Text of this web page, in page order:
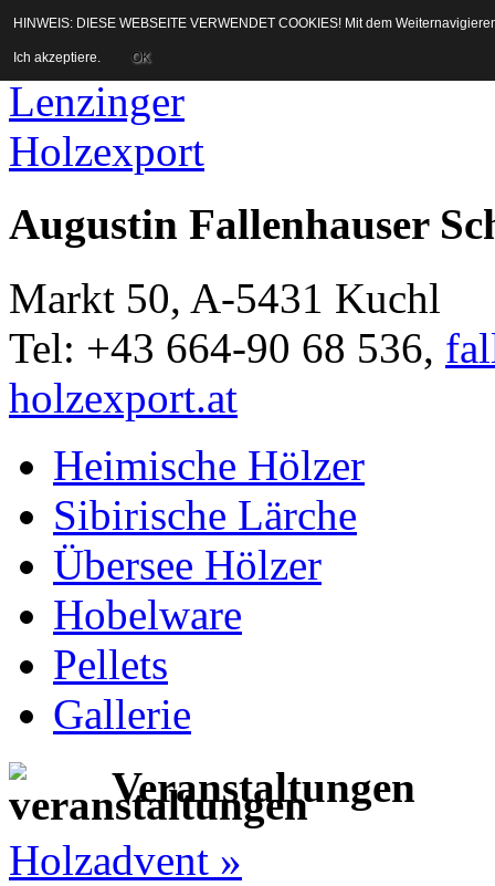
Springe direkt zur
Augustin Fallenhauser
Markt 50, A-5431 Kuchl
Tel: +43 664-90 68 536,
holzexport.at
Heimische Hölzer
Sibirische Lärche
Übersee Hölzer
Hobelware
Pellets
Gallerie
Veranstaltungen
Holzadvent »
HINWEIS: DIESE WEBSEITE VERWENDET COOKIES! Mit dem
Ich akzeptiere. OK